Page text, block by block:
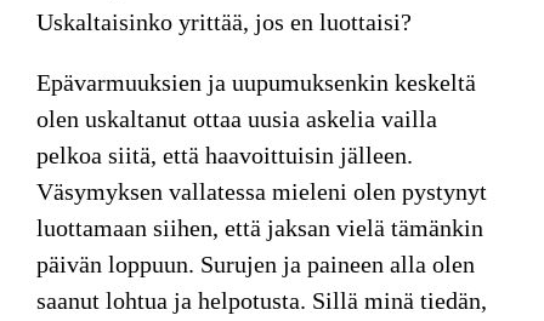
Uskaltaisinko yrittää, jos en luottaisi?
Epävarmuuksien ja uupumuksenkin keskeltä
olen uskaltanut ottaa uusia askelia vailla
pelkoa siitä, että haavoittuisin jälleen.
Väsymyksen vallatessa mieleni olen pystynyt
luottamaan siihen, että jaksan vielä tämänkin
päivän loppuun. Surujen ja paineen alla olen
saanut lohtua ja helpotusta. Sillä minä tiedän,